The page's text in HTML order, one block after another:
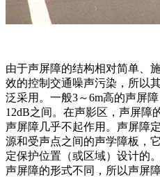
由于声屏障的结构相对简单、
效的控制交通噪声污染，所以
泛采用。一般3～6m高的声屏
12dB之间。在声影区，声屏障
声屏障几乎不起作用。声屏障
源和受声点之间的声学障板，
定保护位置（或区域）设计的
声屏障的形式不同，所以声屏